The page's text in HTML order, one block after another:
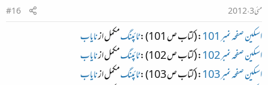
مئی 3، 2012
#16
اسکین صفحہ نمبر 101 : (کتاب ص 101) : ٹائپنگ مکمل ازنایاب
اسکین صفحہ نمبر 102
: (کتاب ص 102) : ٹائپنگ مکمل ازنایاب
اسکین صفحہ نمبر 103
: (کتاب ص 103) : ٹائپنگ مکمل ازنایاب